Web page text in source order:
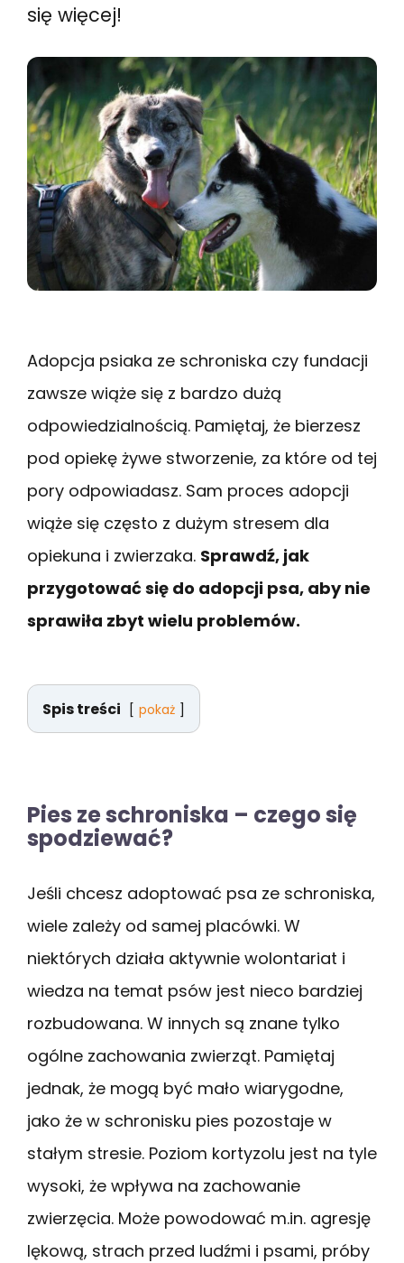
się więcej!
Adopcja psiaka ze schroniska czy fundacji
zawsze wiąże się z bardzo dużą
odpowiedzialnością. Pamiętaj, że bierzesz
pod opiekę żywe stworzenie, za które od tej
pory odpowiadasz. Sam proces adopcji
wiąże się często z dużym stresem dla
opiekuna i zwierzaka. Sprawdź, jak
przygotować się do adopcji psa, aby nie
sprawiła zbyt wielu problemów.
Spis treści pokaż
Pies ze schroniska – czego się
spodziewać?
Jeśli chcesz adoptować psa ze schroniska,
wiele zależy od samej placówki. W
niektórych działa aktywnie wolontariat i
wiedza na temat psów jest nieco bardziej
rozbudowana. W innych są znane tylko
ogólne zachowania zwierząt. Pamiętaj
jednak, że mogą być mało wiarygodne,
jako że w schronisku pies pozostaje w
stałym stresie. Poziom kortyzolu jest na tyle
wysoki, że wpływa na zachowanie
zwierzęcia. Może powodować m.in. agresję
lękową, strach przed ludźmi i psami, próby